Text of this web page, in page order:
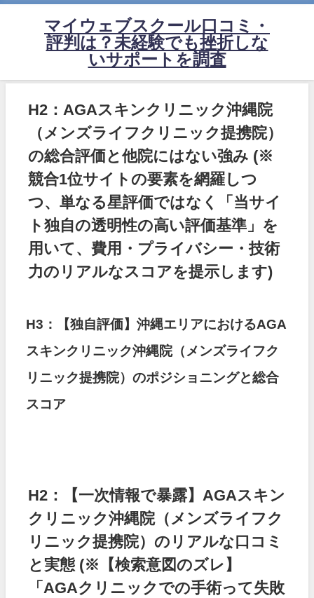
マイウェブスクール口コミ・
評判は？未経験でも挫折しな
いサポートを調査
H2：AGAスキンクリニック沖縄院
（メンズライフクリニック提携院）
の総合評価と他院にはない強み (※
競合1位サイトの要素を網羅しつ
つ、単なる星評価ではなく「当サイ
ト独自の透明性の高い評価基準」を
用いて、費用・プライバシー・技術
力のリアルなスコアを提示します)
H3：【独自評価】沖縄エリアにおけるAGA
スキンクリニック沖縄院（メンズライフク
リニック提携院）のポジショニングと総合
スコア
H2：【一次情報で暴露】AGAスキン
クリニック沖縄院（メンズライフク
リニック提携院）のリアルな口コミ
と実態 (※【検索意図のズレ】
「AGAクリニックでの手術って失敗